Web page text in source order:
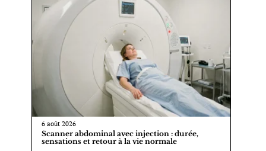
6 août 2026
Scanner abdominal avec injection : durée,
sensations et retour à la vie normale